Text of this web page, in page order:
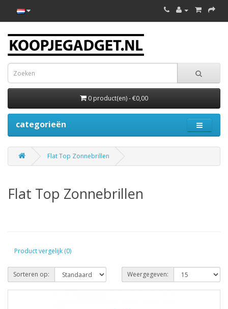
0 product(en) - €0,00
categorieën
Flat Top Zonnebrillen
Flat Top Zonnebrillen
Product vergelijk (0)
Sorteren op: Weergegeven: